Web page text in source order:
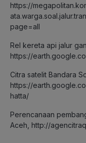
https://
page=all
Rel kereta api jalur
https://
Citra satelit Bandara
https://
hatta/
Perencanaan
Aceh, http://